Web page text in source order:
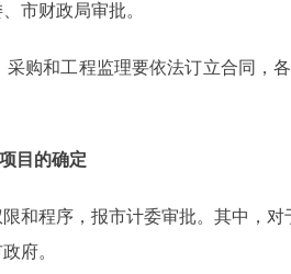
市财政局审批。
和工程监理要依法订立合同，各
目的确定
程序，报市计委审批。其中，对
府。